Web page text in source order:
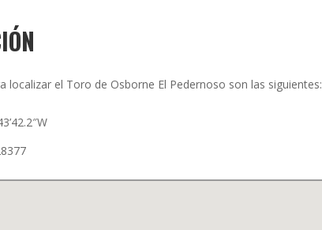
localizar el Toro de Osborne El Pedernoso son las siguientes: